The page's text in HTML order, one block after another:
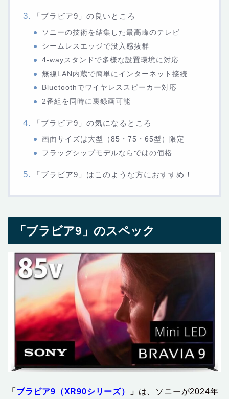
「ブラビア9」の良いところ
ソニーの技術を結集した最高峰のテレビ
シームレスエッジで没入感抜群
4-wayスタンドで多様な設置環境に対応
無線LAN内蔵で簡単にインターネット接続
Bluetoothでワイヤレススピーカー対応
2番組を同時に裏録画可能
「ブラビア9」の気になるところ
画面サイズは大型（85・75・65型）限定
フラッグシップモデルならではの価格
「ブラビア9」はこのような方におすすめ！
「ブラビア9」のスペック
「 ブラビア9（XR90シリーズ） 」 は、ソニーが2024年